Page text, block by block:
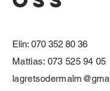
Elin: 070 352 80 36
Mattias: 073 525 94 05